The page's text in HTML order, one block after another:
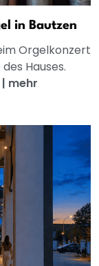
in Bautzen
Orgelkonzert
Hauses.
| mehr